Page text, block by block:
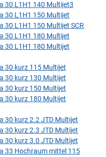
30 L1H1 140 Multijet3
30 L1H1 150 Multijet
30 L1H1 150 Multijet SCR
30 L1H1 180 Multijet
30 L1H1 180 Multijet
30 kurz 115 Multijet
30 kurz 130 Multijet
30 kurz 150 Multijet
30 kurz 180 Multijet
30 kurz 2.2 JTD Multijet
30 kurz 2.3 JTD Multijet
30 kurz 3.0 JTD Multijet
33 Hochraum mittel 115